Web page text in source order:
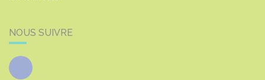
NOUS SUIVRE
Facebook